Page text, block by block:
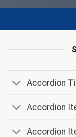
Accordion
Accordion
Accordion